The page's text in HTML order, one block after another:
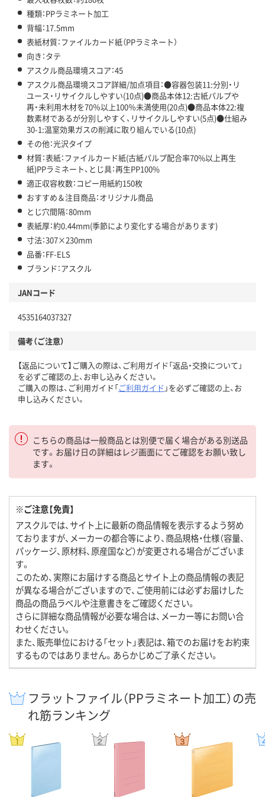
種類：PPラミネート加工
背幅：17.5mm
表紙材質：ファイルカード紙（PPラミネート）
向き：タテ
アスクル商品環境スコア：45
アスクル商品環境スコア詳細/加点項目：●容器包装11:分別・リ
ユース・リサイクルしやすい(10点)●商品本体12:古紙パルプや
再・未利用木材を70％以上100％未満使用(20点)●商品本体22:複
数素材であるが分別しやすく、リサイクルしやすい(5点)●仕組み
30-1:温室効果ガスの削減に取り組んでいる(10点)
その他：光沢タイプ
材質：表紙：ファイルカード紙(古紙パルプ配合率70%以上再生
紙)PPラミネート、とじ具：再生PP100%
適正収容枚数：コピー用紙約150枚
おすすめ＆注目商品：オリジナル商品
とじ穴間隔：80mm
表紙厚：約0.44mm(季節により変化する場合があります)
寸法：307×230mm
品番：FF-ELS
ブランド：アスクル
JANコード
4535164037327
備考（ご注意）
【返品について】ご購入の際は、ご利用ガイド「返品・交換について」
を必ずご確認の上、お申し込みください。
ご購入の際は、ご利用ガイド「ご利用ガイド 」を必ずご確認の上、お
申し込みください。
こちらの商品は一般商品とは別便で届く場合がある別送品
です。お届け日の詳細はレジ画面にてご確認をお願い致し
ます。
※ご注意【免責】
アスクルでは、サイト上に最新の商品情報を表示するよう努め
ておりますが、メーカーの都合等により、商品規格・仕様（容量、
パッケージ、原材料、原産国など）が変更される場合がございま
す。
このため、実際にお届けする商品とサイト上の商品情報の表記
が異なる場合がございますので、ご使用前には必ずお届けした
商品の商品ラベルや注意書きをご確認ください。
さらに詳細な商品情報が必要な場合は、メーカー等にお問い合
わせください。
また、販売単位における「セット」表記は、箱でのお届けをお約束
するものではありません。あらかじめご了承ください。
フラットファイル（PPラミネート加工）の売
れ筋ランキング